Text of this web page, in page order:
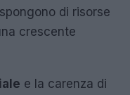
di risorse
crescente
e la carenza di